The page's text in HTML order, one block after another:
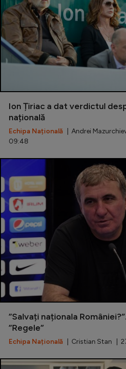
Ion Țiriac a dat verdictul
națională
Echipa Națională | Andrei
09:48
”Salvați naționala
”Regele”
Echipa Națională | Cristian Stan |